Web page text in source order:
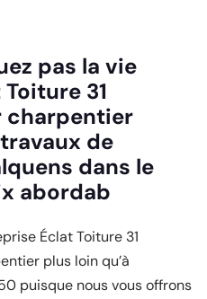
pas la vie
31
de
dans le
abordab
Éclat Toiture 31
plus loin qu’à
puisque nous vous offrons